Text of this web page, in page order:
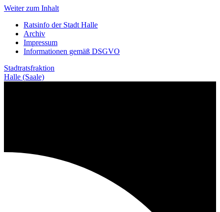
Weiter zum Inhalt
Ratsinfo der Stadt Halle
Archiv
Impressum
Informationen gemäß DSGVO
Stadtratsfraktion
Halle (Saale)